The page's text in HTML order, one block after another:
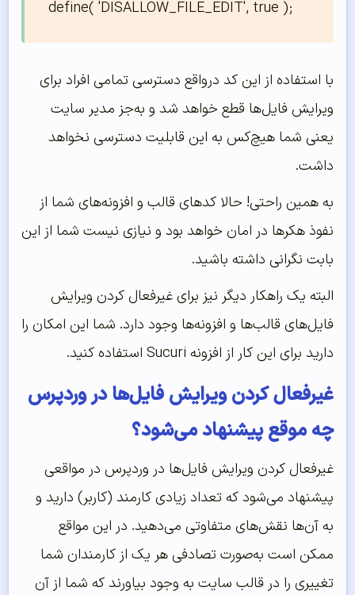
define( 'DISALLOW_FILE_EDIT', true );
با استفاده از این کد درواقع دسترسی تمامی افراد برای
ویرایش فایل‌ها قطع خواهد شد و به‌جز مدیر سایت
یعنی شما هیچ‌کس به این قابلیت دسترسی نخواهد
داشت.
به همین راحتی! حالا کدهای قالب و افزونه‌های شما از
نفوذ هکرها در امان خواهد بود و نیازی نیست شما از این
بابت نگرانی داشته باشید.
البته یک راهکار دیگر نیز برای غیرفعال کردن ویرایش
فایل‌های قالب‌ها و افزونه‌ها وجود دارد. شما این امکان را
دارید برای این کار از افزونه Sucuri استفاده کنید.
غیرفعال کردن ویرایش فایل‌‌ها در وردپرس
چه موقع پیشنهاد می‌‌شود؟
غیرفعال کردن ویرایش فایل‌ها در وردپرس در مواقعی
پیشنهاد می‌شود که تعداد زیادی کارمند (کاربر) دارید و
به آن‌ها نقش‌های متفاوتی می‌دهید. در این مواقع
ممکن است به‌صورت تصادفی هر یک از کارمندان شما
تغییری را در قالب سایت به وجود بیاورند که شما از آن